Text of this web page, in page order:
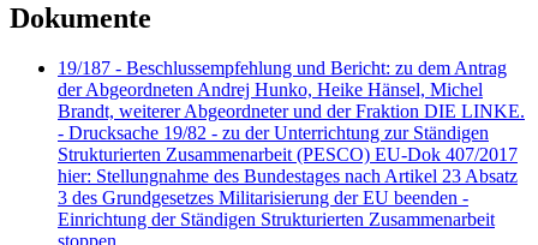
Dokumente
19/187 - Beschlussempfehlung und Bericht: zu dem Antrag
der Abgeordneten Andrej Hunko, Heike Hänsel, Michel
Brandt, weiterer Abgeordneter und der Fraktion DIE LINKE.
- Drucksache 19/82 - zu der Unterrichtung zur Ständigen
Strukturierten Zusammenarbeit (PESCO) EU-Dok 407/2017
hier: Stellungnahme des Bundestages nach Artikel 23 Absatz
3 des Grundgesetzes Militarisierung der EU beenden -
Einrichtung der Ständigen Strukturierten Zusammenarbeit